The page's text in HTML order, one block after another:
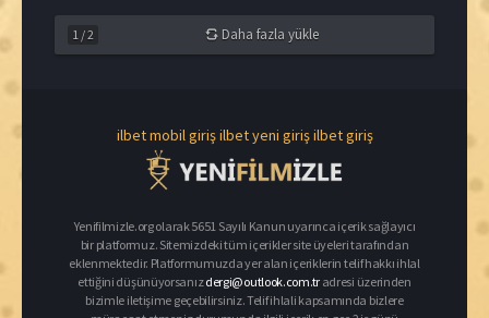
1 /2 Daha fazla yükle
ilbet mobil girişilbet yeni girişilbet giriş
Yenifilmizle.org olarak 5651 Sayılı Kanun uyarınca içerik sağlayıcı
bir platformuz. Sitemizdeki tüm içerikler site üyeleri tarafından
eklenmektedir. Platformumuzda yer alan içeriklerin telif hakkı ihlal
ettiğini düşünüyorsanızdergi@outlook.com.tr adresi üzerinden
bizimle iletişime geçebilirsiniz. Telif ihlali kapsamında bizlere